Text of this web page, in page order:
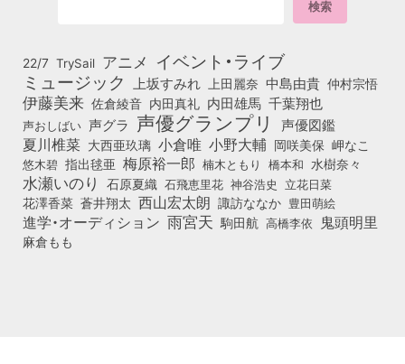
22/7 TrySail アニメ イベント・ライブ
ミュージック 上坂すみれ 上田麗奈 中島由貴 仲村宗悟
伊藤美来 佐倉綾音 内田真礼 内田雄馬 千葉翔也
声おしばい 声グラ 声優グランプリ 声優図鑑
夏川椎菜 大西亜玖璃 小倉唯 小野大輔 岡咲美保 岬なこ
悠木碧 指出毬亜 梅原裕一郎 楠木ともり 橋本和 水樹奈々
水瀬いのり 石原夏織 石飛恵里花 神谷浩史 立花日菜
花澤香菜 蒼井翔太 西山宏太朗 諏訪ななか 豊田萌絵
進学・オーディション 雨宮天 駒田航 高橋李依 鬼頭明里
麻倉もも